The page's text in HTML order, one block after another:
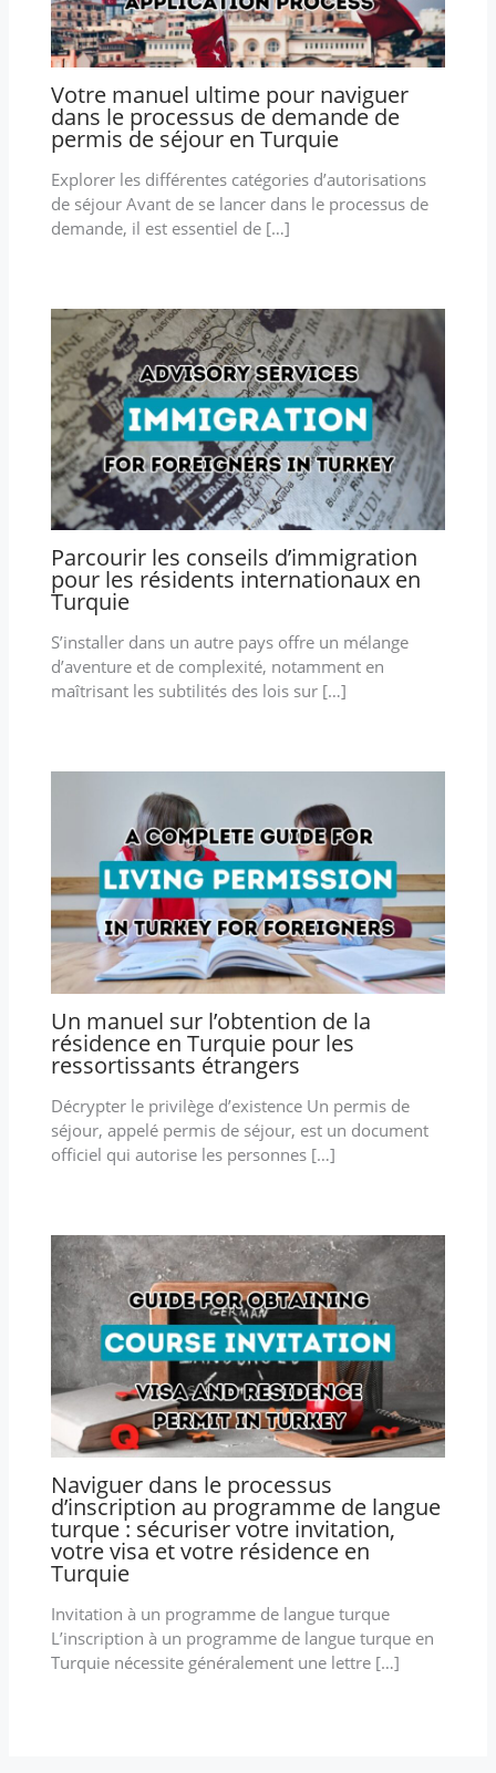
Votre manuel ultime pour naviguer
dans le processus de demande de
permis de séjour en Turquie
Explorer les différentes catégories d’autorisations
de séjour Avant de se lancer dans le processus de
demande, il est essentiel de […]
Parcourir les conseils d’immigration
pour les résidents internationaux en
Turquie
S’installer dans un autre pays offre un mélange
d’aventure et de complexité, notamment en
maîtrisant les subtilités des lois sur […]
Un manuel sur l’obtention de la
résidence en Turquie pour les
ressortissants étrangers
Décrypter le privilège d’existence Un permis de
séjour, appelé permis de séjour, est un document
officiel qui autorise les personnes […]
Naviguer dans le processus
d’inscription au programme de langue
turque : sécuriser votre invitation,
votre visa et votre résidence en
Turquie
Invitation à un programme de langue turque
L’inscription à un programme de langue turque en
Turquie nécessite généralement une lettre […]